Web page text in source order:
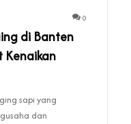
0
di Banten
Kenaikan
sapi yang
dan